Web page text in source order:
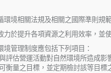
環境相關法規及相關之國際準則規
力於提升各項資源之利用效率，並
境管理制度應包括下列項目：
評估營運活動對自然環境所造成影
衡量之目標，並定期檢討該等目標